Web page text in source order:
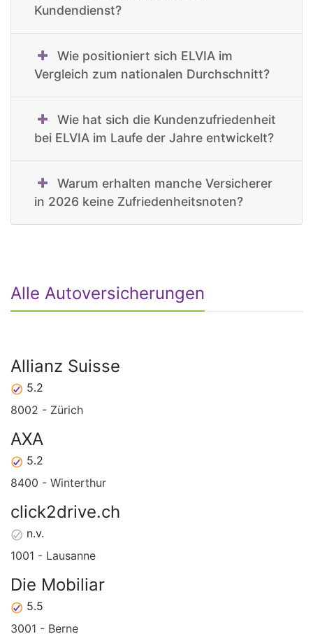
Kundendienst?
Wie positioniert sich ELVIA im
Vergleich zum nationalen Durchschnitt?
Wie hat sich die Kundenzufriedenheit
bei ELVIA im Laufe der Jahre entwickelt?
Warum erhalten manche Versicherer
in 2026 keine Zufriedenheitsnoten?
Alle Autoversicherungen
Allianz Suisse
5.2
8002 - Zürich
AXA
5.2
8400 - Winterthur
click2drive.ch
n.v.
1001 - Lausanne
Die Mobiliar
5.5
3001 - Berne